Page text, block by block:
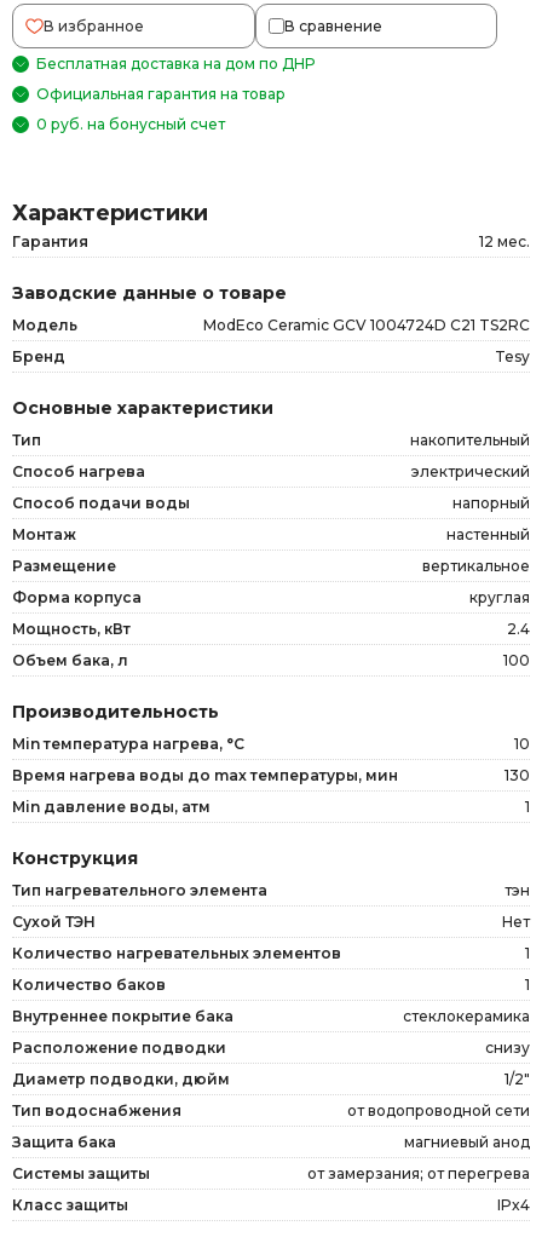
В избранное В сравнение
Бесплатная доставка на дом по ДНР
Официальная гарантия на товар
0 руб. на бонусный счет
Характеристики
Гарантия 12 мес.
Заводские данные о товаре
Модель
ModEco Ceramic GCV 1004724D C21 TS2RC
Бренд
Tesy
Основные характеристики
Тип
накопительный
Способ нагрева
электрический
Способ подачи воды
напорный
Монтаж
настенный
Размещение
вертикальное
Форма корпуса
круглая
Мощность, кВт
2.4
Объем бака, л
100
Производительность
Min температура нагрева, °C
10
Время нагрева воды до max температуры, мин
130
Min давление воды, атм
1
Конструкция
Тип нагревательного элемента
тэн
Сухой ТЭН
Нет
Количество нагревательных элементов
1
Количество баков
1
Внутреннее покрытие бака
стеклокерамика
Расположение подводки
снизу
Диаметр подводки, дюйм
1/2"
Тип водоснабжения
от водопроводной сети
Защита бака
магниевый анод
Системы защиты
от замерзания; от перегрева
Класс защиты
IPx4